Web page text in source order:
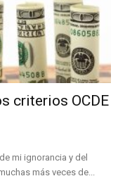
criterios OCDE
mi ignorancia y del
más veces de...